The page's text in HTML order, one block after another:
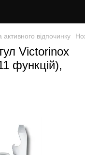
відпочинку
Victorinox
функцій),